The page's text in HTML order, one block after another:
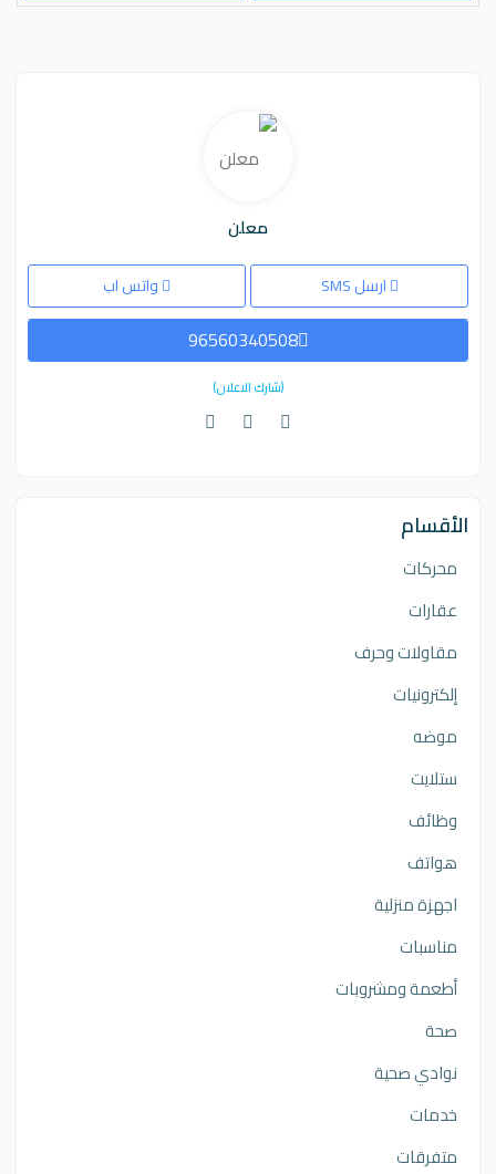
معلن
ارسل SMS واتس اب
96560340508
(شارك الاعلان)
الأقسام
محركات
عقارات
مقاولات وحرف
إلكترونيات
موضه
ستلايت
وظائف
هواتف
اجهزة منزلية
مناسبات
أطعمة ومشروبات
صحة
نوادي صحية
خدمات
متفرقات